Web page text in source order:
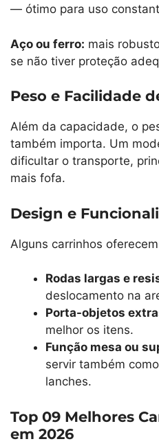
— ótimo para uso
Aço ou ferro: mais
se não tiver proteção
Peso e Facilidade
Além da capacidade, o
também importa. Um
dificultar o transporte,
mais fofa.
Design e
Alguns carrinhos
Rodas largas e
deslocamento na
Porta-objetos
melhor os itens.
Função mesa ou
servir também
lanches.
Top 09 Melhores
em 2026